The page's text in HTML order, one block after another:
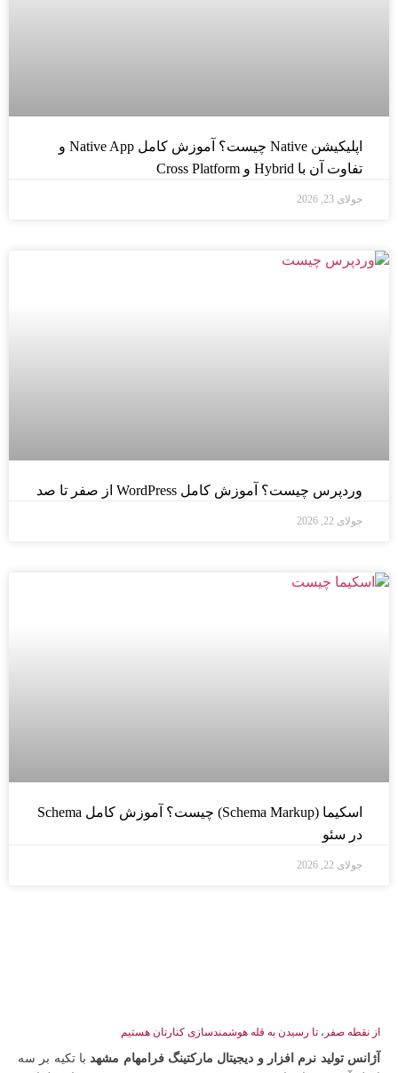
اپلیکیشن Native چیست؟ آموزش کامل Native App و
تفاوت آن با Hybrid و Cross Platform
جولای 23, 2026
وردپرس چیست؟ آموزش کامل WordPress از صفر تا صد
جولای 22, 2026
اسکیما (Schema Markup) چیست؟ آموزش کامل Schema
در سئو
جولای 22, 2026
از نقطه صفر، تا رسیدن به قله هوشمندسازی کنارتان هستیم
آژانس تولید نرم افزار و دیجیتال مارکتینگ فرامهام مشهد با تکیه بر سه